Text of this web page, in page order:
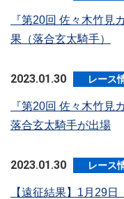
『第20回 佐々木竹見
果（落合玄太騎手）
2023.01.30 レース
『第20回 佐々木竹見
落合玄太騎手が出場
2023.01.30 レース
【遠征結果】1月29日